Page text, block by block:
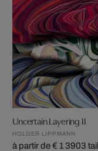
Uncertain Layering II
HOLGER LIPPMANN
à partir de € 1 3903